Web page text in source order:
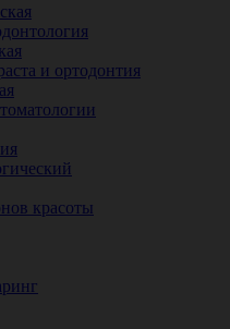
и ортодонтия
красоты